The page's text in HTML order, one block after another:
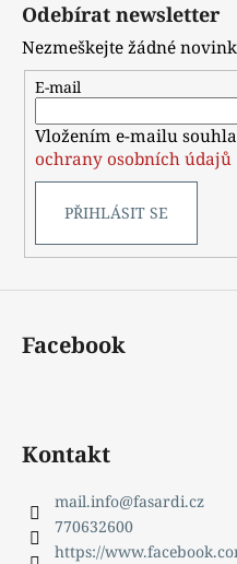
Odebírat newsletter
Nezmeškejte žádné
E-mail
Vložením e-mailu
ochrany osobních údajů
PŘIHLÁSIT SE
Facebook
Kontakt
mail.info@fasardi.cz
770632600
https://